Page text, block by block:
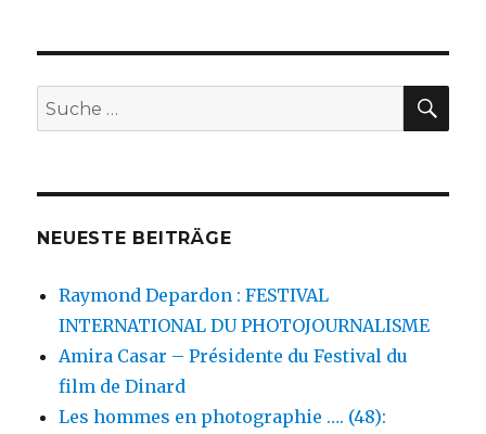
Suche
nach:
NEUESTE BEITRÄGE
Raymond Depardon : FESTIVAL
INTERNATIONAL DU PHOTOJOURNALISME
Amira Casar – Présidente du Festival du
film de Dinard
Les hommes en photographie …. (48):